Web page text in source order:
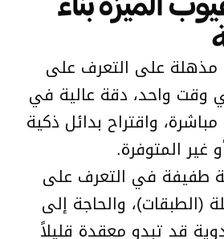
مذهلة على التعرف على
وقت واحد، دقة عالية في
واقتراح بدائل ذكية
غير المتوفرة.
طفيفة في التعرف على
(الطبقات)، والحاجة إلى
قد تبدو معقدة قليلاً